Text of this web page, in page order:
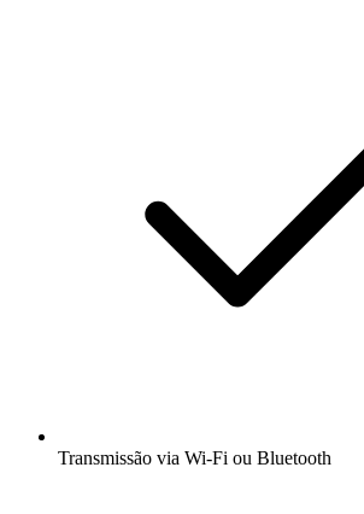
Transmissão via Wi-Fi ou Bluetooth